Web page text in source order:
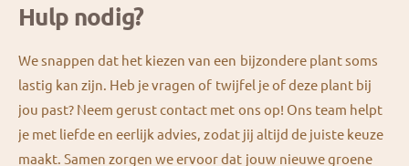
Hulp nodig?
We snappen dat het kiezen van een bijzondere plant soms
lastig kan zijn. Heb je vragen of twijfel je of deze plant bij
jou past? Neem gerust contact met ons op! Ons team helpt
je met liefde en eerlijk advies, zodat jij altijd de juiste keuze
maakt. Samen zorgen we ervoor dat jouw nieuwe groene